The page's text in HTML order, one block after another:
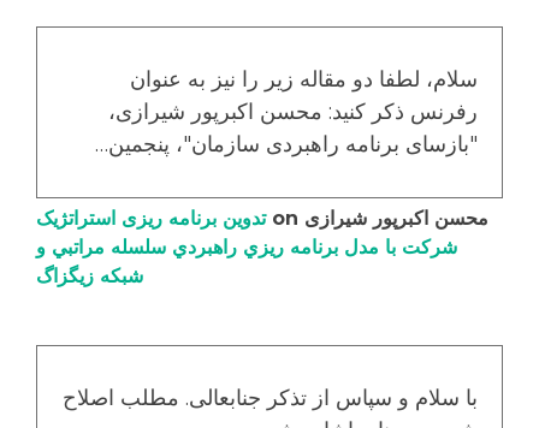
سلام، لطفا دو مقاله زیر را نیز به عنوان
رفرنس ذکر کنید: محسن اکبرپور شیرازی،
"بازسای برنامه راهبردی سازمان"، پنجمین…
محسن اکبرپور شیرازی
تدوین برنامه ریزی استراتژیک
شرکت با مدل برنامه ریزي راهبردي سلسله مراتبي و
شبکه زیگزاگ
با سلام و سپاس از تذکر جنابعالی. مطلب اصلاح